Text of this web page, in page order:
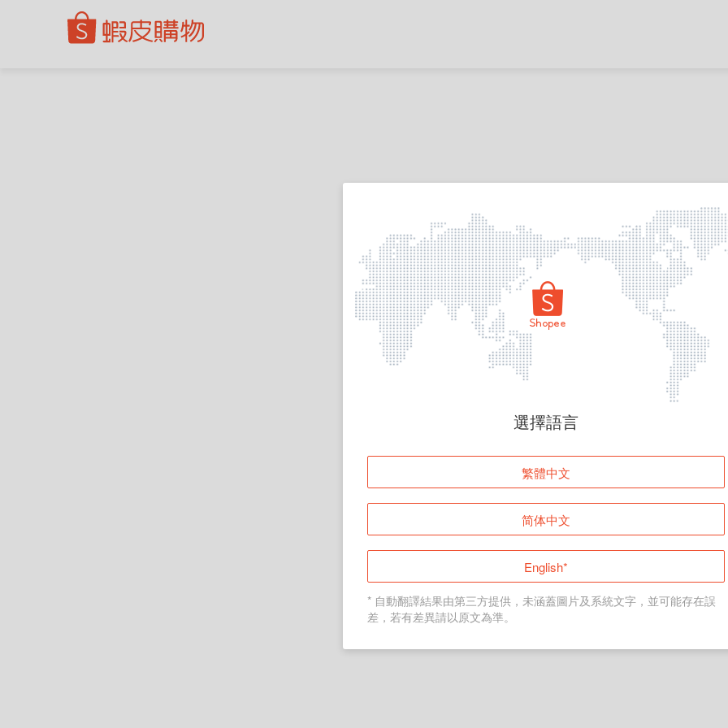
頁面無法顯示
登入
返回首頁
選擇語言
繁體中文
简体中文
English*
* 自動翻譯結果由第三方提供，未涵蓋圖片及系統文字，並可能存在誤
差，若有差異請以原文為準。